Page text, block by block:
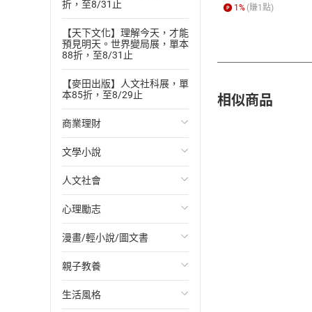
折，至8/31止
【天下文化】理解今天，才能
預見明天。世界變局展，單本
88折，至8/31止
【麥田出版】人文社科展，單
本85折，至8/29止
商業理財
投資理財
經濟/趨勢
財務/金融
管理/領導
職場工作術
成功法
文學小說
歐美文學
日本文學
韓國文學
華文文學
經典文學
人文社會
國際關係
政治
社會科學
台灣/中國歷史
心理勵志
心靈成長/情緒
人際關係
兩性關係
漫畫/輕小說/圖文書
輕小說
奇幻/科幻
親子教養
教育現場
生活風格
1% (賺1點)
相似商品